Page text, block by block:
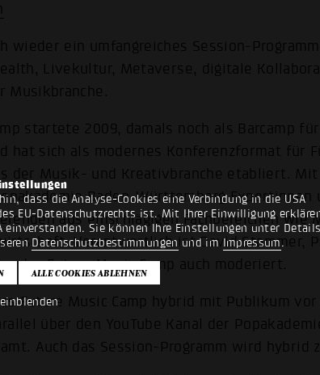
dass die Analyse-Cookies eine Verbindung in die USA
EU-Datenschutzrechts ist. Mit Ihrer Einwilligung
einverstanden. Sie können Ihre Einstellungen unter Details
Datenschutzbestimmungenund imImpressum.
wieder ein umfangreiches Session-
Livekultur, Metaverse, digitale
Musikbranche.
startete 2009, damals noch als Barcamp
hat sich als modernes Konferenzformat für
der Musik- und Kreativbranche etabliert.
Baden-Württemberg Expertinnen
aus einschlägigen Fachbereichen wie
Verantwortlich ist David Stammer,
das Future Music Camp auch moderiert.
Future Music Camp hybrid mit Publikum
über den YouTube Kanal der
Auch das Session-Programm wird hybrid